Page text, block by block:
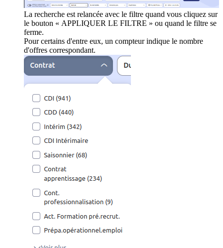
La recherche est relancée avec le filtre quand vous cliquez sur
le bouton « APPLIQUER LE FILTRE » ou quand le filtre se
ferme.
Pour certains d'entre eux, un compteur indique le nombre
d'offres correspondant.